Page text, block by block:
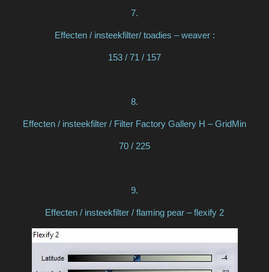
7.
Effecten / insteekfilter/ toadies – weaver :
153 / 71 / 157
8.
Effecten / insteekfilter / Filter Factory Gallery H – GridMin
70 / 225
9.
Effecten / insteekfilter / flaming pear – flexify 2